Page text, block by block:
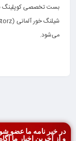
بست تخصصی کوپلینگ
می‌شود.
راهکاری برای
آتش نشانی با بالاترین
استفاده از سیم پیچ
در خبر نامه ما عضو
و از آخرین اخبار ما